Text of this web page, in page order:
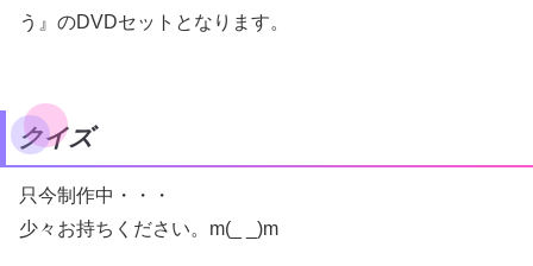
う』のDVDセットとなります。
クイズ
只今制作中・・・
少々お持ちください。m(_ _)m